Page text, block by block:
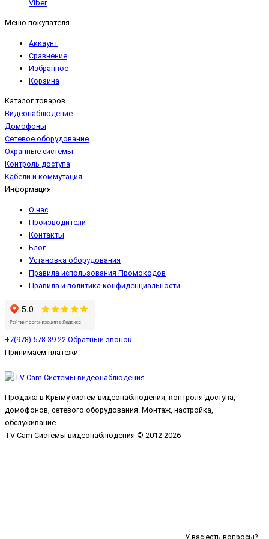
Viber
Меню покупателя
Аккаунт
Сравнение
Избранное
Корзина
Каталог товаров
Видеонаблюдение
Домофоны
Сетевое оборудование
Охранные системы
Контроль доступа
Кабели и коммутация
Информация
О нас
Производители
Контакты
Блог
Установка оборудования
Правила использования Промокодов
Правила и политика конфиденциальности
+7(978) 578-39-22 Обратный звонок
Принимаем платежи
Продажа в Крыму систем видеонаблюдения, контроля доступа,
домофонов, сетевого оборудования. Монтаж, настройка,
обслуживание.
TV Cam Системы видеонаблюдения © 2012-2026
У вас есть вопросы?